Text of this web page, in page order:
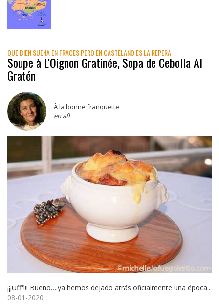
QUE BIEN SUENA EN FRACES PERO EN CASTELANO ES LA REPERA
Soupe à L'Oignon Gratinée, Sopa de Cebolla Al
Gratén
À la bonne franquette
en afl
¡¡¡Ufff!!! Bueno….ya hemos dejado atrás oficialmente una época...
08-01-2020